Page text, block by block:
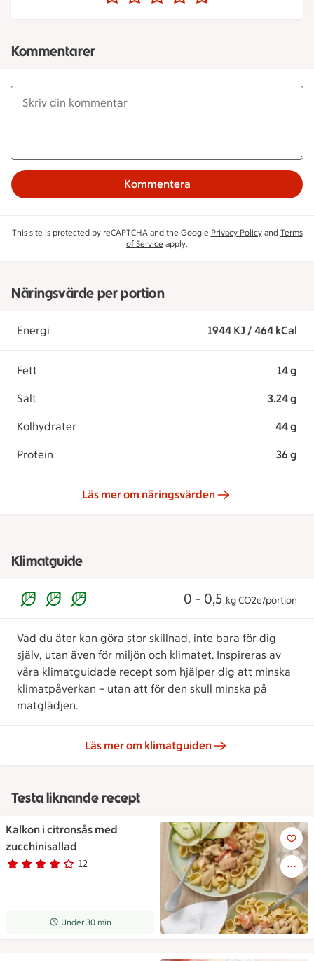
Kommentarer
Kommentera
This site is protected by reCAPTCHA and the Google Privacy Policyand Terms
of Service apply.
Näringsvärde per portion
Energi 1944 KJ / 464 kCal
Fett 14 g
Salt 3.24 g
Kolhydrater 44 g
Protein 36 g
Läs mer om näringsvärden
Klimatguide
0 - 0,5 kg CO2e/portion
Vad du äter kan göra stor skillnad, inte bara för dig
själv, utan även för miljön och klimatet. Inspireras av
våra klimatguidade recept som hjälper dig att minska
klimatpåverkan – utan att för den skull minska på
matglädjen.
Läs mer om klimatguiden
Testa liknande recept
Kalkon i citronsås med
zucchinisallad
Betyg 3.8 av 5. 12
12 personer har röstat
Receptet tar Under 30 min att tillaga
Under 30 min
Kalkon i citronsås med